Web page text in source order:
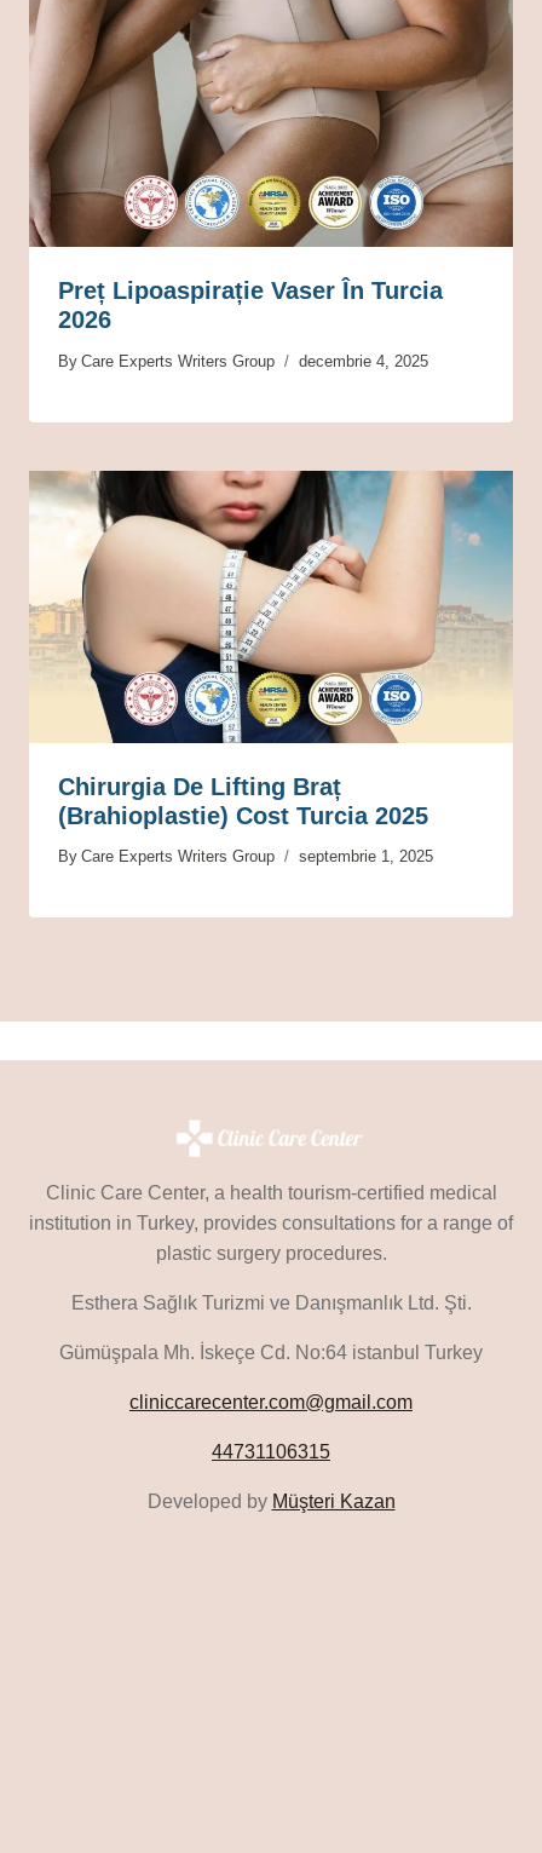
Preț Lipoaspirație Vaser În Turcia
2026
By Care Experts Writers Group decembrie 4, 2025
Chirurgia De Lifting Braț
(brahioplastie) Cost Turcia 2025
By Care Experts Writers Group septembrie 1, 2025
Clinic Care Center, a health tourism-certified medical
institution in Turkey, provides consultations for a range of
plastic surgery procedures.
Esthera Sağlık Turizmi ve Danışmanlık Ltd. Şti.
Gümüşpala Mh. İskeçe Cd. No:64 istanbul Turkey
cliniccarecenter.com@gmail.com
44731106315
Developed by Müşteri Kazan